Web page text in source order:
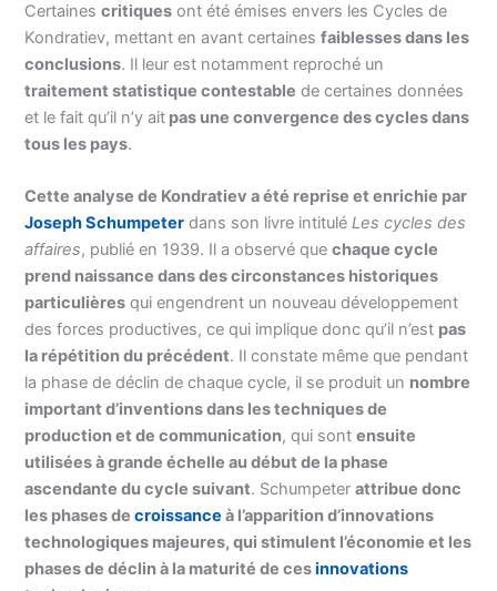
Certainescritiques ont été émises envers les Cycles de
Kondratiev, mettant en avant certainesfaiblesses dans les
conclusions. Il leur est notamment reproché un
traitement statistique contestable de certaines données
et le fait qu’il n’y ait pas une convergence des cycles dans
tous les pays.
Cette analyse de Kondratiev a été reprise et enrichie par
Joseph Schumpeter dans son livre intituléLes cycles des
affaires, publié en 1939. Il a observé quechaque cycle
prend naissance dans des circonstances historiques
particulières qui engendrent un nouveau développement
des forces productives, ce qui implique donc qu’il n’est pas
la répétition du précédent. Il constate même que pendant
la phase de déclin de chaque cycle, il se produit un nombre
important d’inventions dans les techniques de
production et de communication, qui sontensuite
utilisées à grande échelle au début de la phase
ascendante du cycle suivant. Schumpeterattribue donc
les phases decroissance à l’apparition d’innovations
technologiques majeures, qui stimulent l’économie et les
phases de déclin à la maturité de cesinnovations